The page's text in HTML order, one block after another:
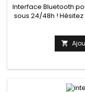
Interface Bluetooth
sous 24/48h !
